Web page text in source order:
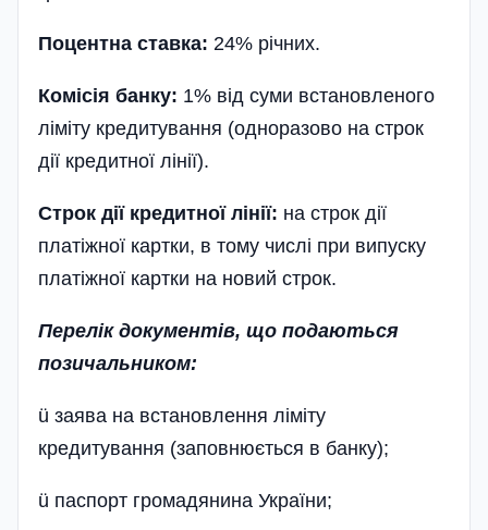
Поцентна ставка: 24% річних.
Комісія банку: 1% від суми встановленого
ліміту кредитування (одноразово на строк
дії кредитної лінії).
Строк дії кредитної лінії: на строк дії
платіжної картки, в тому числі при випуску
платіжної картки на новий строк.
Перелік документів, що подаються
позичальником:
ü заява на встановлення ліміту
кредитування (заповнюється в банку);
ü паспорт громадянина України;